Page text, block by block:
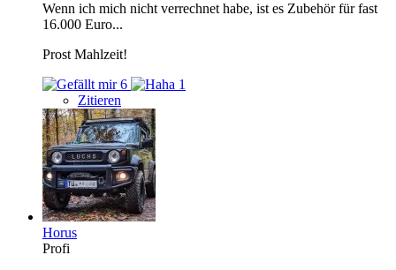
Wenn ich mich nicht verrechnet habe, ist es Zubehör für fast
16.000 Euro...
Prost Mahlzeit!
6
1
Zitieren
Horus
Profi